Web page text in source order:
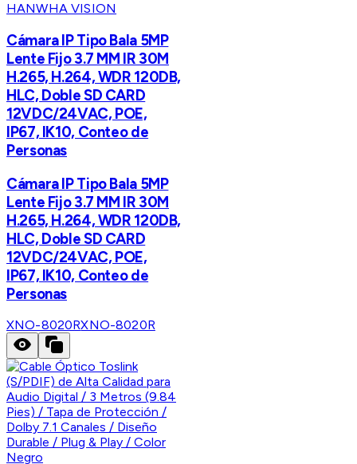
HANWHA VISION
Cámara IP Tipo Bala 5MP
Lente Fijo 3.7 MM IR 30M
H.265, H.264, WDR 120DB,
HLC, Doble SD CARD
12VDC/24VAC, POE,
IP67, IK10, Conteo de
Personas
Cámara IP Tipo Bala 5MP
Lente Fijo 3.7 MM IR 30M
H.265, H.264, WDR 120DB,
HLC, Doble SD CARD
12VDC/24VAC, POE,
IP67, IK10, Conteo de
Personas
XNO-8020RXNO-8020R